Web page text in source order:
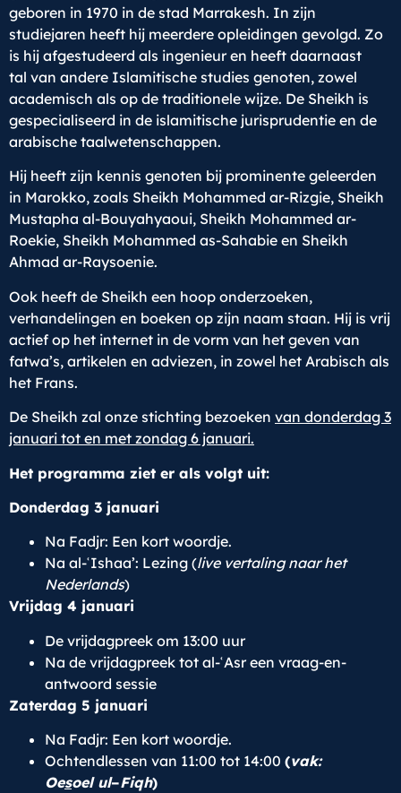
geboren in 1970 in de stad Marrakesh. In zijn
studiejaren heeft hij meerdere opleidingen gevolgd. Zo
is hij afgestudeerd als ingenieur en heeft daarnaast
tal van andere Islamitische studies genoten, zowel
academisch als op de traditionele wijze. De Sheikh is
gespecialiseerd in de islamitische jurisprudentie en de
arabische taalwetenschappen.
Hij heeft zijn kennis genoten bij prominente geleerden
in Marokko, zoals Sheikh Mohammed ar-Rizgie, Sheikh
Mustapha al-Bouyahyaoui, Sheikh Mohammed ar-
Roekie, Sheikh Mohammed as-Sahabie en Sheikh
Ahmad ar-Raysoenie.
Ook heeft de Sheikh een hoop onderzoeken,
verhandelingen en boeken op zijn naam staan. Hij is vrij
actief op het internet in de vorm van het geven van
fatwa’s, artikelen en adviezen, in zowel het Arabisch als
het Frans.
De Sheikh zal onze stichting bezoeken van donderdag 3
januari tot en met zondag 6 januari.
Het programma ziet er als volgt uit:
Donderdag 3 januari
Na Fadjr: Een kort woordje.
Na al-ʿIshaa’: Lezing (live vertaling naar het
Nederlands)
Vrijdag 4 januari
De vrijdagpreek om 13:00 uur
Na de vrijdagpreek tot al-ʿAsr een vraag-en-
antwoord sessie
Zaterdag 5 januari
Na Fadjr: Een kort woordje.
Ochtendlessen van 11:00 tot 14:00 (vak:
Oesoel ul–Fiqh)